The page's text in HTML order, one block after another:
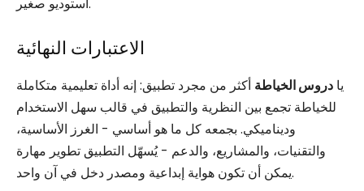
الاعتبارات النهائية
يا دروس الخياطة أكثر من مجرد تطبيق: إنه أداة تعليمية متكاملة
للخياطة تجمع بين النظرية والتطبيق في قالب سهل الاستخدام
وديناميكي. بجمعه كل ما هو أساسي - الغرز الأساسية،
والتقنيات، والمشاريع، والدعم - يُسهّل التطبيق تطوير مهارة
يمكن أن تكون هواية إبداعية ومصدر دخل في آن واحد.